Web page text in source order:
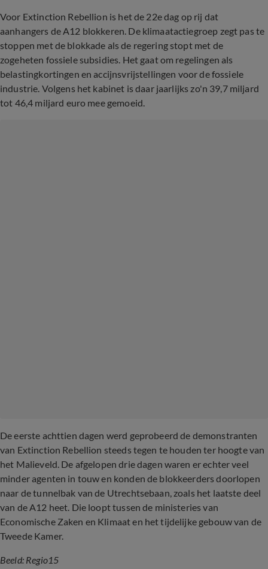
Voor Extinction Rebellion is het de 22e dag op rij dat
aanhangers de A12 blokkeren. De klimaatactiegroep zegt pas te
stoppen met de blokkade als de regering stopt met de
zogeheten fossiele subsidies. Het gaat om regelingen als
belastingkortingen en accijnsvrijstellingen voor de fossiele
industrie. Volgens het kabinet is daar jaarlijks zo'n 39,7 miljard
tot 46,4 miljard euro mee gemoeid.
De eerste achttien dagen werd geprobeerd de demonstranten
van Extinction Rebellion steeds tegen te houden ter hoogte van
het Malieveld. De afgelopen drie dagen waren er echter veel
minder agenten in touw en konden de blokkeerders doorlopen
naar de tunnelbak van de Utrechtsebaan, zoals het laatste deel
van de A12 heet. Die loopt tussen de ministeries van
Economische Zaken en Klimaat en het tijdelijke gebouw van de
Tweede Kamer.
Beeld: Regio15